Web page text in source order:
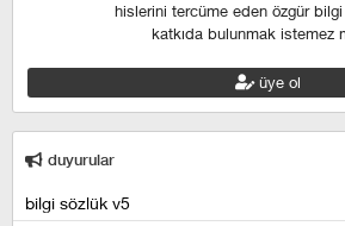
hislerini tercüme eden özgür bilgi
katkıda bulunmak istemez
üye ol
duyurular
bilgi sözlük v5